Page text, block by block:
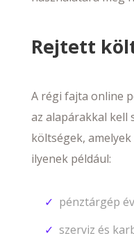
Rejtett
A régi fajta online
az alapárakkal kell
költségek,
ilyenek például:
pénztárgép
szerviz és